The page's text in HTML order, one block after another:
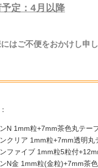
定：4月以降
はご不便をおかけし申
ンN 1mm粒+7mm茶色丸テー
ンクリア 1mm粒+7mm透明丸
ンファイブ 1mm粒5粒付
ンN金 1mm粒(金粒)+7mm茶